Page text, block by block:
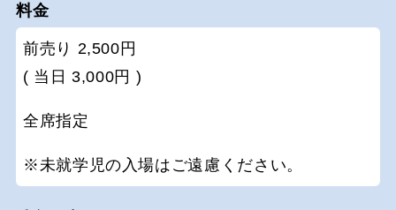
料金
前売り 2,500円
( 当日 3,000円 )
全席指定
※未就学児の入場はご遠慮ください。